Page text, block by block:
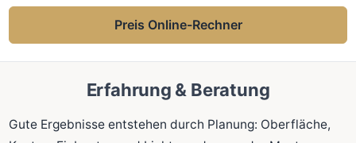
Preis Online-Rechner
Erfahrung & Beratung
Gute Ergebnisse entstehen durch Planung: Oberfläche,